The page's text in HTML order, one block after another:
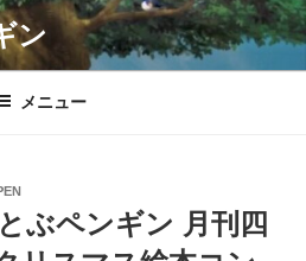
ン
メニュー
ぶペンギン 月刊四